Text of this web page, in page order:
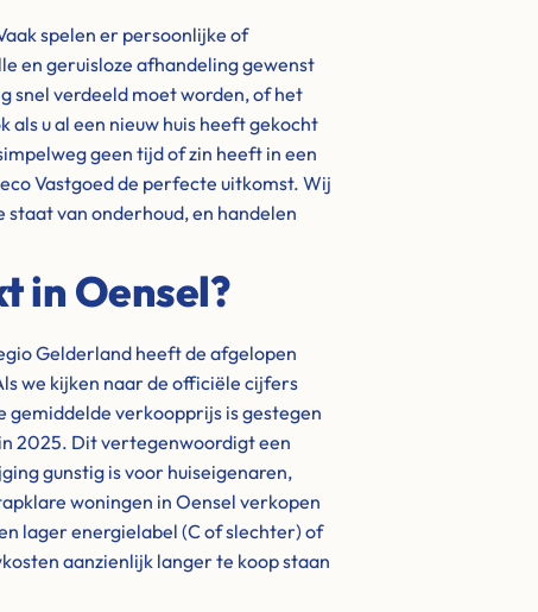
spelen er persoonlijke of
en geruisloze afhandeling gewenst
snel verdeeld moet worden, of het
als u al een nieuw huis heeft gekocht
geen tijd of zin heeft in een
Vastgoed de perfecte uitkomst. Wij
van onderhoud, en handelen
in Oensel?
Gelderland heeft de afgelopen
we kijken naar de officiële cijfers
gemiddelde verkoopprijs is gestegen
2025. Dit vertegenwoordigt een
gunstig is voor huiseigenaren,
woningen in Oensel verkopen
lager energielabel (C of slechter) of
aanzienlijk langer te koop staan